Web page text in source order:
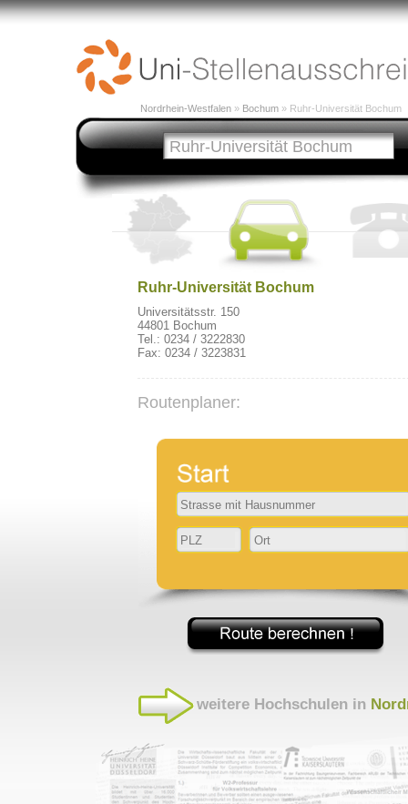
Nordrhein-Westfalen » Bochum » Ruhr-Universität Bochum
weitere Hochschulen in
Ruhr-Universität Bochum
Universitätsstr. 150
44801 Bochum
Tel.: 0234 / 3222830
Fax: 0234 / 3223831
Routenplaner: